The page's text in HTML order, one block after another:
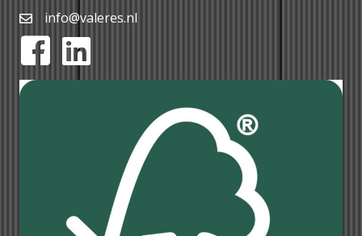
info@valeres.nl